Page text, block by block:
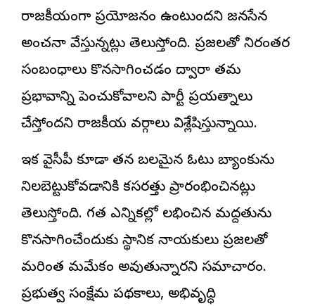
రాజకీయంగా ప్రయోజనం ఉంటుందని జనసేన
అంచనా వేస్తున్నట్లు తెలుస్తోంది. ప్రజలతో నిరంతర
సంబంధాలు కొనసాగించడం ద్వారా తమ
ప్రభావాన్ని పెంచుకోవాలని పార్టీ ప్రయత్నాలు
చేస్తోందని రాజకీయ వర్గాలు విశ్లేషిస్తున్నాయి.
ఇక వైసీపీ కూడా తన బలమైన ఓటు బ్యాంకును
నిలబెట్టుకోవడానికి కసరత్తు ప్రారంభించినట్లు
తెలుస్తోంది. గత ఎన్నికల్లో లభించిన మద్దతును
కొనసాగించేందుకు స్థానిక నాయకులు ప్రజలతో
మరింత మమేకం అవుతున్నారని సమాచారం.
ప్రభుత్వ సంక్షేమ పథకాలు, అభివృద్ధి